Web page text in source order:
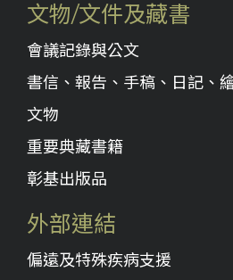
文物/文件及藏書
會議記錄與公文
書信、報告、手稿、日記、
文物
重要典藏書籍
彰基出版品
外部連結
偏遠及特殊疾病支援